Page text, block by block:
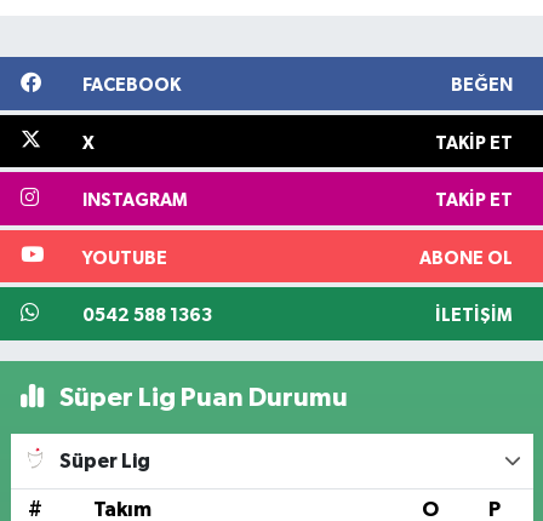
FACEBOOK BEĞEN
X TAKIP ET
INSTAGRAM TAKIP ET
YOUTUBE ABONE OL
0542 588 1363 İLETIŞIM
Süper Lig Puan Durumu
Süper Lig
# Takım O P